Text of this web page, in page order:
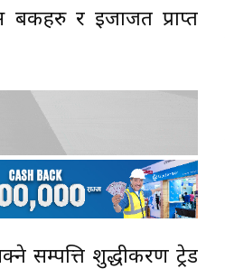
र इजाजत प्राप्त
सम्पत्ति शुद्धीकरण ट्रेड